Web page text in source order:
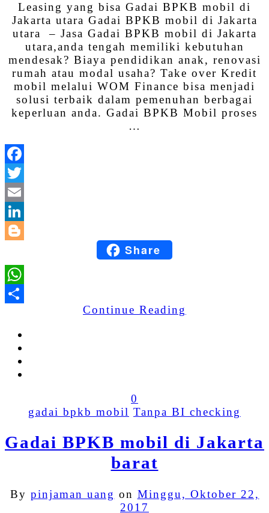
Leasing yang bisa Gadai BPKB mobil di
Jakarta utara Gadai BPKB mobil di Jakarta
utara – Jasa Gadai BPKB mobil di Jakarta
utara,anda tengah memiliki kebutuhan
mendesak? Biaya pendidikan anak, renovasi
rumah atau modal usaha? Take over Kredit
mobil melalui WOM Finance bisa menjadi
solusi terbaik dalam pemenuhan berbagai
keperluan anda. Gadai BPKB Mobil proses
…
BloggerShare
Share
Continue Reading
0
gadai bpkb mobil Tanpa BI checking
Gadai BPKB mobil di Jakarta
barat
By pinjaman uang on Minggu, Oktober 22,
2017